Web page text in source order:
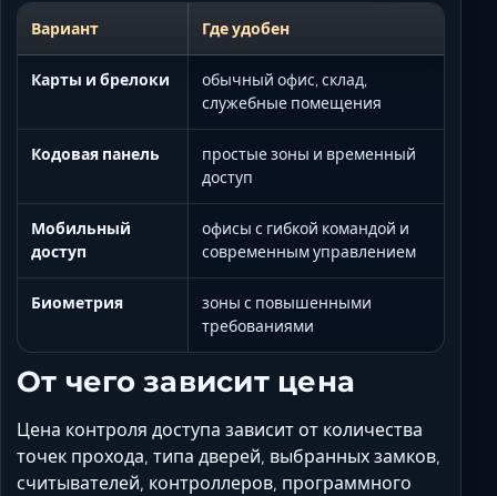
Вариант Где удобен
Карты и брелоки
обычный офис, склад,
служебные помещения
Кодовая панель
простые зоны и временный
доступ
Мобильный
доступ
офисы с гибкой командой и
современным управлением
Биометрия
зоны с повышенными
требованиями
От чего зависит цена
Цена контроля доступа зависит от количества
точек прохода, типа дверей, выбранных замков,
считывателей, контроллеров, программного